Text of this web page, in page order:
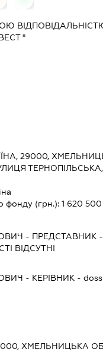
"
29000,
фонду (грн.):1 620 500
- ПРЕДСТАВНИК -
ВІДСУТНІ
- КЕРІВНИК -
ХМЕЛЬНИЦЬКА